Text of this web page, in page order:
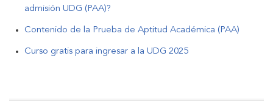
admisión UDG (PAA)?
Contenido de la Prueba de Aptitud Académica (PAA)
Curso gratis para ingresar a la UDG 2025